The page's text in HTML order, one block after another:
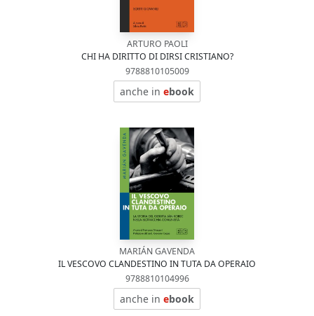
ARTURO PAOLI
CHI HA DIRITTO DI DIRSI CRISTIANO?
9788810105009
anche in ebook
MARIÁN GAVENDA
IL VESCOVO CLANDESTINO IN TUTA DA OPERAIO
9788810104996
anche in ebook